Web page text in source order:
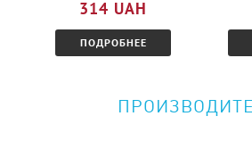
314 UAH
ПОДРОБНЕЕ